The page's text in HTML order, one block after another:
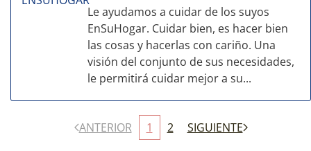
Le ayudamos a cuidar de los suyos
EnSuHogar. Cuidar bien, es hacer bien
las cosas y hacerlas con cariño. Una
visión del conjunto de sus necesidades,
le permitirá cuidar mejor a su...
ANTERIOR 1 2 SIGUIENTE